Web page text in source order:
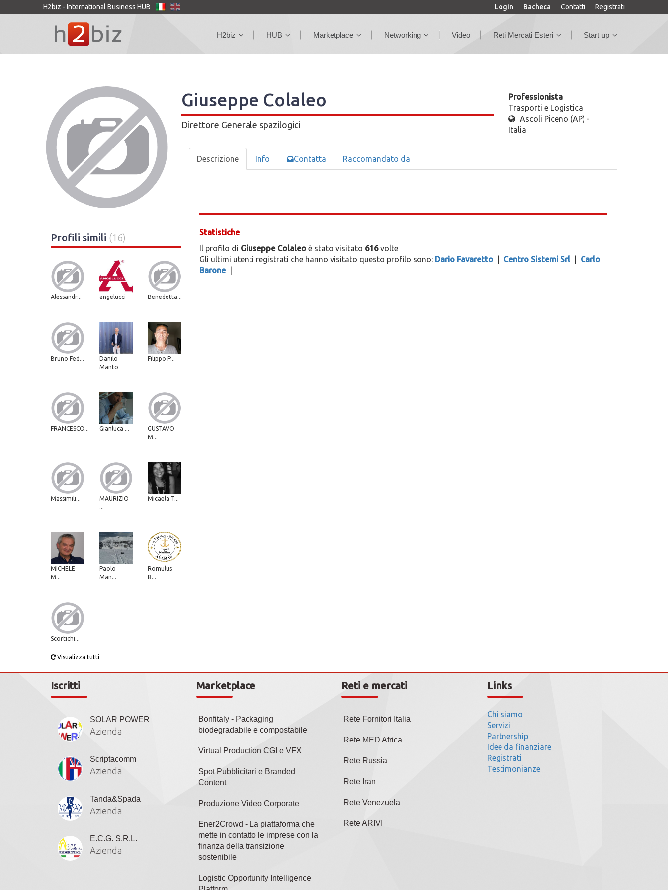
H2biz - International Business HUB Login Bacheca Contatti Registrati
H2biz HUB Marketplace Networking Video Reti Mercati Esteri Start up
Giuseppe Colaleo
Direttore Generale spazilogici
Professionista
Trasporti e Logistica
Ascoli Piceno (AP) -
Italia
Profili simili (16)
Alessandr... angelucci Benedetta...
Bruno Fed...
Danilo
Manto
Filippo P...
FRANCESCO... Gianluca ...
GUSTAVO
M...
Massimili...
MAURIZIO
...
Micaela T...
MICHELE
M...
Paolo
Man...
Romulus
B...
Scortichi...
Visualizza tutti
Descrizione Info Contatta Raccomandato da
Statistiche
Il profilo di Giuseppe Colaleoè stato visitato 616volte
Gli ultimi utenti registrati che hanno visitato questo profilo sono: Dario Favaretto Centro Sistemi Srl
Carlo
Barone
Iscritti
SOLAR POWER
Azienda
Scriptacomm
Azienda
Tanda&Spada
Azienda
E.C.G. S.R.L.
Azienda
Marketplace
Bonfitaly - Packaging
biodegradabile e compostabile
Virtual Production CGI e VFX
Spot Pubblicitari e Branded
Content
Produzione Video Corporate
Ener2Crowd - La piattaforma che
mette in contatto le imprese con la
finanza della transizione
sostenibile
Logistic Opportunity Intelligence
Reti e mercati
Rete Fornitori Italia
Rete MED Africa
Rete Russia
Rete Iran
Rete Venezuela
Rete ARIVI
Links
Chi siamo
Servizi
Partnership
Idee da finanziare
Registrati
Testimonianze